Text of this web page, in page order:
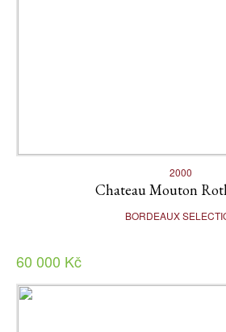
2000
Chateau Mouton
BORDEAUX
60 000 Kč